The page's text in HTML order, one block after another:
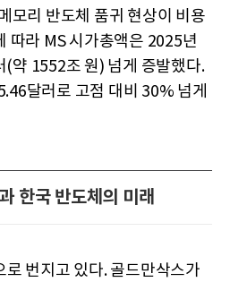
모리 반도체 품귀 현상이 비용
따라 MS 시가총액은 2025년
(약 1552조 원) 넘게 증발했다.
달러로 고점 대비 30% 넘게
한국 반도체의 미래
로 번지고 있다. 골드만삭스가